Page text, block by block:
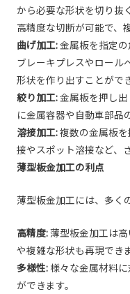
から必要な形状を切り抜
高精度な切断が可能で、
曲げ加工:金属板を指定の
ブレーキプレスやロール
形状を作り出すことがで
絞り加工:金属板を押し出
に金属容器や自動車部品
溶接加工:複数の金属板を
接やスポット溶接など、
薄型板金加工の利点
薄型板金加工には、多く
高精度:薄型板金加工は高
や複雑な形状も再現でき
多様性:様々な金属材料に
ができます。